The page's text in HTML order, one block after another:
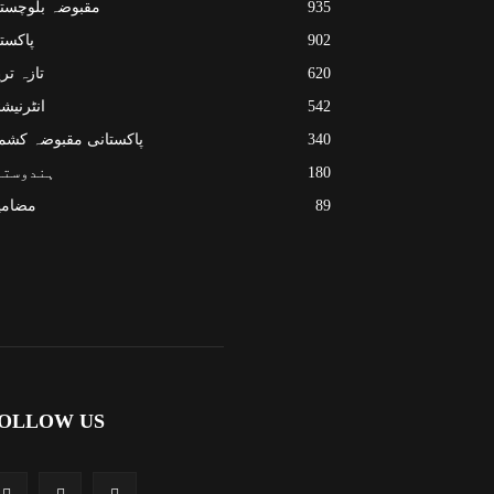
مقبوضہ
935
902
تازہ
620
542
پاکستانی مقبوضہ
340
180
89
US